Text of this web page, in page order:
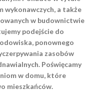
wykonawczych, a także
w budownictwie
podejście do
ponownego
zasobów
Poświęcamy
w domu, które
mieszkańców.